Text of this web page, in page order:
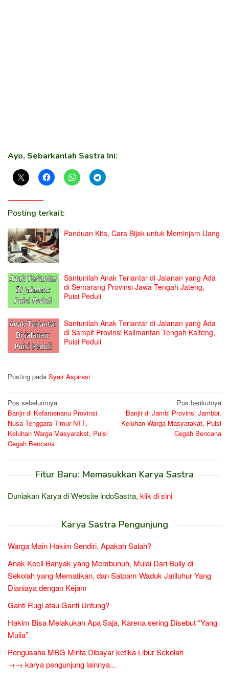
Ayo, Sebarkanlah Sastra Ini:
Posting terkait:
Panduan Kita, Cara Bijak untuk Meminjam Uang
Santunilah Anak Terlantar di Jalanan yang Ada
di Semarang Provinsi Jawa Tengah Jateng,
Puisi Peduli
Santunilah Anak Terlantar di Jalanan yang Ada
di Sampit Provinsi Kalimantan Tengah Kalteng,
Puisi Peduli
Posting pada Syair Aspirasi
Navigasi
pos
Pos sebelumnya
Banjir di Kefamenanu Provinsi
Nusa Tenggara Timur NTT,
Keluhan Warga Masyarakat, Puisi
Cegah Bencana
Pos berikutnya
Banjir di Jambi Provinsi Jambbi,
Keluhan Warga Masyarakat, Puisi
Cegah Bencana
Fitur Baru: Memasukkan Karya Sastra
Duniakan Karya di Website indoSastra, klik di sini
Karya Sastra Pengunjung
Warga Main Hakim Sendiri, Apakah Salah?
Anak Kecil Banyak yang Membunuh, Mulai Dari Bully di
Sekolah yang Mematikan, dan Satpam Waduk Jatiluhur Yang
Dianiaya dengan Kejam
Ganti Rugi atau Ganti Untung?
Hakim Bisa Melakukan Apa Saja, Karena sering Disebut “Yang
Mulia”
Pengusaha MBG Minta Dibayar ketika Libur Sekolah
→→ karya pengunjung lainnya...